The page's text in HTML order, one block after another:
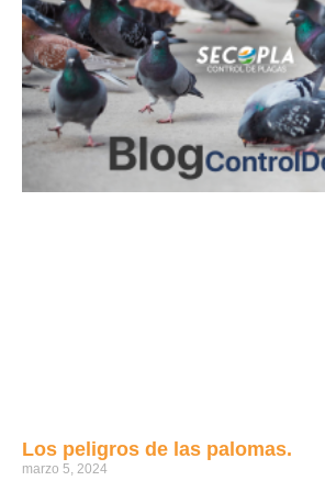
Los peligros de las palomas.
marzo 5, 2024